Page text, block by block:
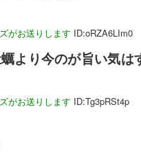
がお送りします ID:oRZA6LIm0
より今のが旨い気は
がお送りします ID:Tg3pRSt4p